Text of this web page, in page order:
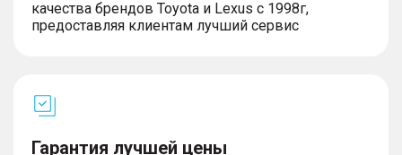
качества брендов Toyota и Lexus с 1998г,
предоставляя клиентам лучший сервис
Гарантия лучшей цены